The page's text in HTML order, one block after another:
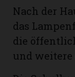
Nach der
das
die
und weitere